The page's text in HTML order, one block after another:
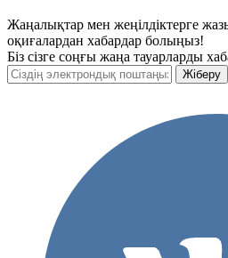
Жаңалықтар мен жеңілдіктерге
оқиғалардан хабардар болыңыз!
Біз сізге соңғы жаңа тауарларды